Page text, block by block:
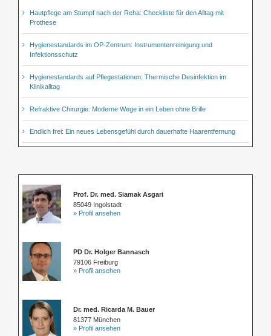
Hautpflege am Stumpf nach der Reha: Checkliste für den Alltag mit
Prothese
Hygienestandards im OP-Zentrum: Instrumentenreinigung und
Infektionsschutz
Hygienestandards auf Pflegestationen: Thermische Desinfektion im
Klinikalltag
Refraktive Chirurgie: Moderne Wege in ein Leben ohne Brille
Endlich frei: Ein neues Lebensgefühl durch dauerhafte Haarentfernung
Prof. Dr. med. Siamak Asgari
85049 Ingolstadt
» Profil ansehen
PD Dr. Holger Bannasch
79106 Freiburg
» Profil ansehen
Dr. med. Ricarda M. Bauer
81377 München
» Profil ansehen